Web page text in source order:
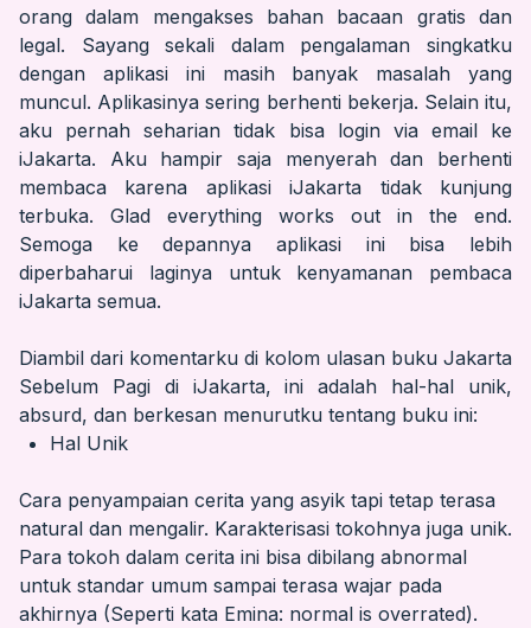
orang dalam mengakses bahan bacaan gratis dan
legal. Sayang sekali dalam pengalaman singkatku
dengan aplikasi ini masih banyak masalah yang
muncul. Aplikasinya sering berhenti bekerja. Selain itu,
aku pernah seharian tidak bisa login via email ke
iJakarta. Aku hampir saja menyerah dan berhenti
membaca karena aplikasi iJakarta tidak kunjung
terbuka. Glad everything works out in the end.
Semoga ke depannya aplikasi ini bisa lebih
diperbaharui laginya untuk kenyamanan pembaca
iJakarta semua.
Diambil dari komentarku di kolom ulasan buku Jakarta
Sebelum Pagi di iJakarta, ini adalah hal-hal unik,
absurd, dan berkesan menurutku tentang buku ini:
Hal Unik
Cara penyampaian cerita yang asyik tapi tetap terasa
natural dan mengalir. Karakterisasi tokohnya juga unik.
Para tokoh dalam cerita ini bisa dibilang abnormal
untuk standar umum sampai terasa wajar pada
akhirnya (Seperti kata Emina: normal is overrated).